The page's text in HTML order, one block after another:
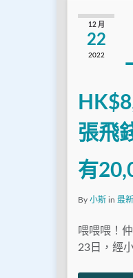
12 月
22
2022
張飛
有
By 小斯 in 最
喂喂喂！
23日，經